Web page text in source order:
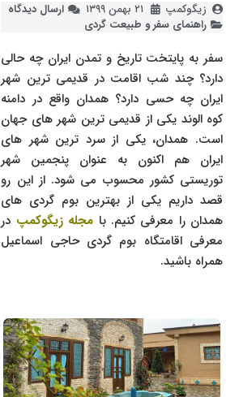
زیگوکمپ ۲۱ بهمن ۱۳۹۹
ارسال دیدگاه
راهنمای سفر و طبیعت گردی
سفر به پایتخت تاریخ و تمدن ایران چه حالی
دارد؟ چند شب اقامت در قدیمی ترین شهر
ایران چه حسی دارد؟ همدان واقع در دامنه
کوه الوند یکی از قدیمی ترین شهر های جهان
است. همدان، یکی از سرد ترین شهر های
ایران هم اکنون به عنوان پنجمین شهر
توریستی کشور محسوب می شود. از این رو
قصد داریم یکی از بهترین بوم گردی های
همدان را معرفی کنیم. با مجله زیگوکمپ در
معرفی اقامتگاه بوم گردی حاجی اسماعیل
همراه باشید.